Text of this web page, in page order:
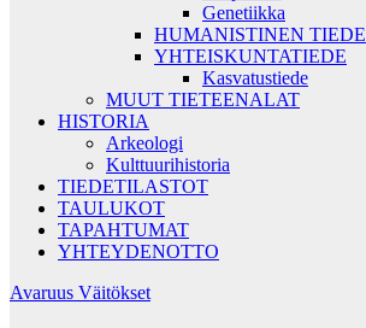
Genetiikka
HUMANISTINEN TIEDE
YHTEISKUNTATIEDE
Kasvatustiede
MUUT TIETEENALAT
HISTORIA
Arkeologi
Kulttuurihistoria
TIEDETILASTOT
TAULUKOT
TAPAHTUMAT
YHTEYDENOTTO
Avaruus Väitökset